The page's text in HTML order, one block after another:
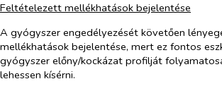
Feltételezett mellékhatások bejelentése
A gyógyszer engedélyezését követően
mellékhatások bejelentése, mert ez fontos
gyógyszer előny/kockázat profilját
lehessen kísérni.